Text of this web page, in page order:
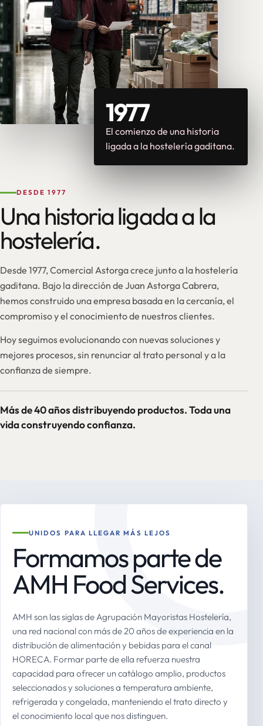
1977
El comienzo de una historia
ligada a la hostelería gaditana.
DESDE 1977
Una historia ligada a la
hostelería.
Desde 1977, Comercial Astorga crece junto a la hostelería
gaditana. Bajo la dirección de Juan Astorga Cabrera,
hemos construido una empresa basada en la cercanía, el
compromiso y el conocimiento de nuestros clientes.
Hoy seguimos evolucionando con nuevas soluciones y
mejores procesos, sin renunciar al trato personal y a la
confianza de siempre.
Más de 40 años distribuyendo productos. Toda una
vida construyendo confianza.
UNIDOS PARA LLEGAR MÁS LEJOS
Formamos parte de
AMH Food Services.
AMH son las siglas de Agrupación Mayoristas Hostelería,
una red nacional con más de 20 años de experiencia en la
distribución de alimentación y bebidas para el canal
HORECA. Formar parte de ella refuerza nuestra
capacidad para ofrecer un catálogo amplio, productos
seleccionados y soluciones a temperatura ambiente,
refrigerada y congelada, manteniendo el trato directo y
el conocimiento local que nos distinguen.